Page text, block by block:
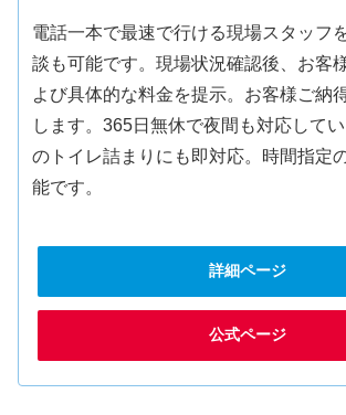
電話一本で最速で行ける現場スタッフ
談も可能です。現場状況確認後、お客
よび具体的な料金を提示。お客様ご納
します。365日無休で夜間も対応して
のトイレ詰まりにも即対応。時間指定
能です。
詳細ページ
公式ページ